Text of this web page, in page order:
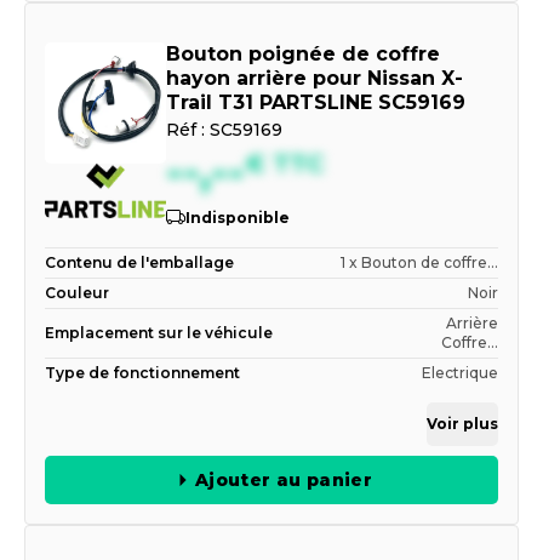
Bouton poignée de coffre
hayon arrière pour Nissan X-
Trail T31 PARTSLINE SC59169
Réf : SC59169
--,--€ TTC
Indisponible
Contenu de l'emballage
1 x Bouton de coffre...
Couleur
Noir
Emplacement sur le véhicule
Arrière
Coffre...
Type de fonctionnement
Electrique
Voir plus
Ajouter au panier